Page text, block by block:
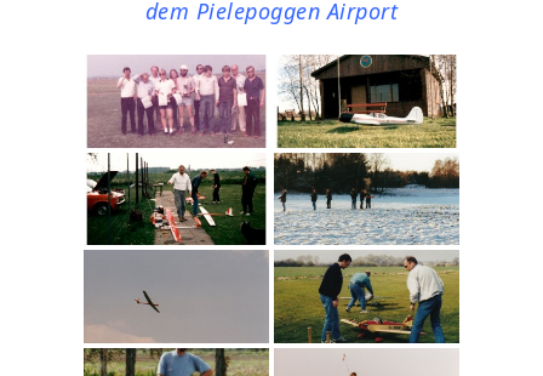
dem Pielepoggen Airport